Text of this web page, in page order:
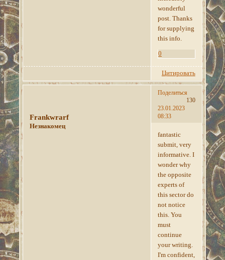
wonderful
post. Thanks
for supplying
this info.
0
Цитировать
Поделиться
130
23.01.2023
08:33
Frankwrarf
Незнакомец
fantastic
submit, very
informative. I
wonder why
the opposite
experts of
this sector do
not notice
this. You
must
continue
your writing.
I'm confident,